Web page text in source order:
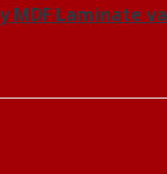
MDF Laminate